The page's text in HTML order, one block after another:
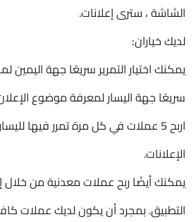
الشاشة ، سترى إعلانات.
لديك خياران:
يمكنك اختيار التمرير سريعًا جهة اليمين
سريعًا جهة اليسار لمعرفة موضوع
اربح 5 عملات في كل مرة تمرر فيها
الإعلانات.
يمكنك أيضًا ربح عملات معدنية من
التطبيق. بمجرد أن يكون لديك عملات